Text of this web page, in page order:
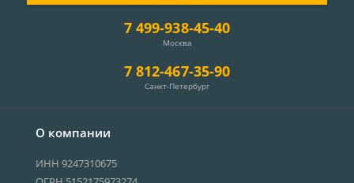
О компании
ИНН 9247310675
7 499-938-45-40
Москва
7 812-467-35-90
Санкт-Петербург